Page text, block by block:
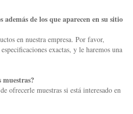
de los que aparecen en su sitio
en nuestra empresa. Por favor,
exactas, y le haremos una
ofrecerle muestras si está interesado en